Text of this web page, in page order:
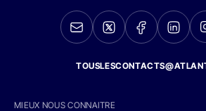
MIEUX NOUS CONNAITRE